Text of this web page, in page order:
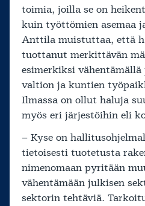
toimia, joilla se on
kuin työttömien asemaa
Anttila muistuttaa, että
tuottanut merkittävän
esimerkiksi
valtion ja kuntien
Ilmassa on ollut haluja
myös eri järjestöihin eli
– Kyse on
tietoisesti tuotetusta
nimenomaan pyritään
vähentämään julkisen
sektorin tehtäviä.